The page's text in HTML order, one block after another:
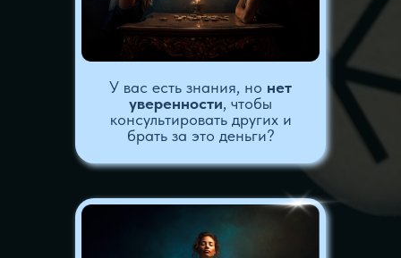
Создавать рунические формулы—
освоите технологию создания ставов
и формул для защиты, привлечения
удачи и гармонизации ситуаций.
Использовать Руны в магии—
научитесь создавать артефакты,
проводить ритуалы и моделировать
Помогать себе и другим— обретете
мудрого советчика для решения
собственных проблем и станете
признанным специалистом для
окружающих.